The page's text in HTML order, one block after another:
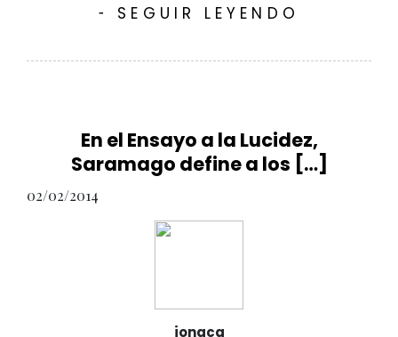
- SEGUIR LEYENDO
En el Ensayo a la Lucidez,
Saramago define a los […]
02/02/2014
jonaca